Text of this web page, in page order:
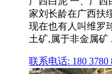
家刘长龄在广西扶
现在也有人叫维罗
土矿,属于非金属矿 .
联系电话: 180 3780